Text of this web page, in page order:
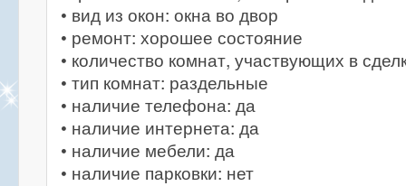
• вид из окон: окна во двор
• ремонт: хорошее состояние
• количество комнат, участвующих в
• тип комнат: раздельные
• наличие телефона: да
• наличие интернета: да
• наличие мебели: да
• наличие парковки: нет